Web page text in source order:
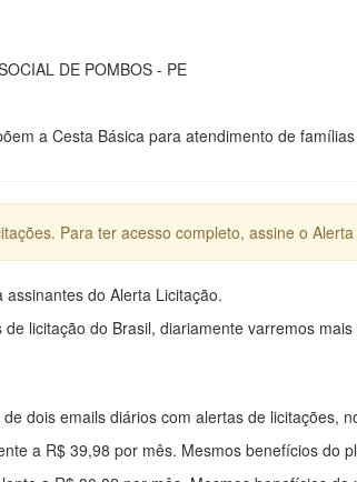
DE POMBOS - PE
a Cesta Básica para atendimento de
Para ter acesso completo, assine o
do Alerta Licitação.
licitação do Brasil, diariamente varremos
dois emails diários com alertas de licitações,
a R$ 39,98 por mês. Mesmos benefícios do